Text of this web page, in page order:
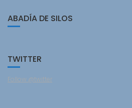
ABADÍA DE SILOS
TWITTER
Follow @twitter